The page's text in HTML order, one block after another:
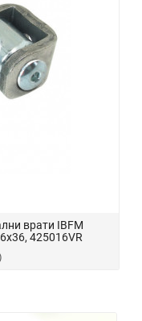
врати IBFM
425016VR